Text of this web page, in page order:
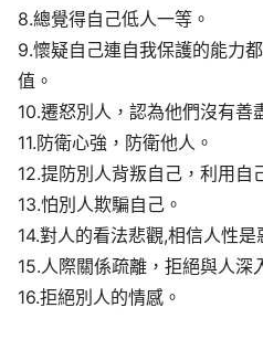
8.總覺得自己低人一等。
9.懷疑自己連自我保護的能力
值。
10.遷怒別人，認為他們沒有善
11.防衛心強，防衛他人。
12.提防別人背叛自己，利用自
13.怕別人欺騙自己。
14.對人的看法悲觀,相信人性是
15.人際關係疏離，拒絕與人深
16.拒絕別人的情感。